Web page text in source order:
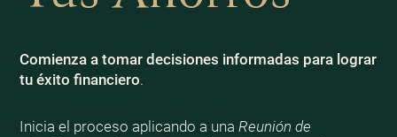
Comienza a tomar decisiones informadas para lograr
tu éxito financiero.
Inicia el proceso aplicando a una Reunión de